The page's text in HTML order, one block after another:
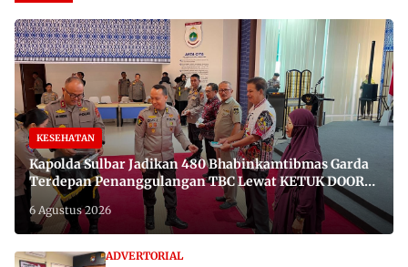
KESEHATAN
Kapolda Sulbar Jadikan 480 Bhabinkamtibmas Garda
Terdepan Penanggulangan TBC Lewat KETUK DOORS
di 650 Desa
6 Agustus 2026
ADVERTORIAL